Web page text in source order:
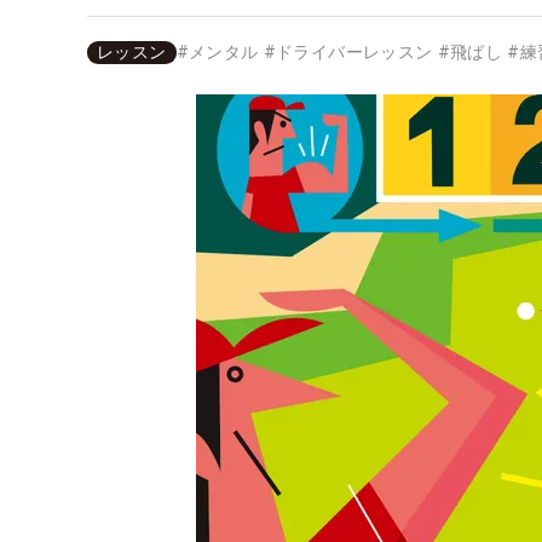
レッスン # メンタル # ドライバーレッスン #飛ばし #練